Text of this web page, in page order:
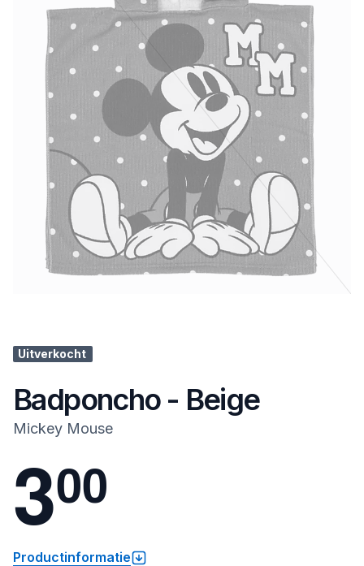
Uitverkocht
Badponcho - Beige
Mickey Mouse
300
Productinformatie